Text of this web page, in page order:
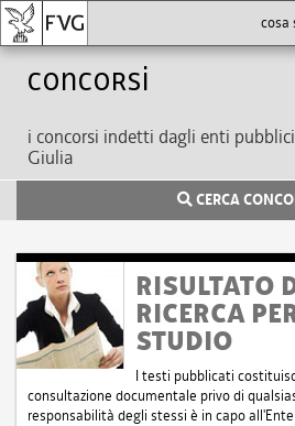
Concorsi
i concorsi indetti dagli enti
Giulia
CERCA
RISULTATO
RICERCA
STUDIO
I testi pubblicati
consultazione documentale privo di
responsabilità degli stessi è in capo